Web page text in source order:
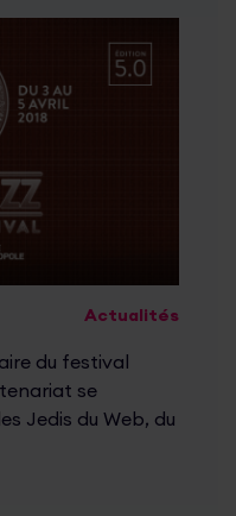
Actualités
du festival
se
Jedis du Web, du